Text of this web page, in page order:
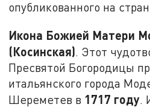
опубликованного на
Икона Божией Матери
(Косинская). Этот
Пресвятой Богородицы
итальянского города
Шереметев в 1717 году.